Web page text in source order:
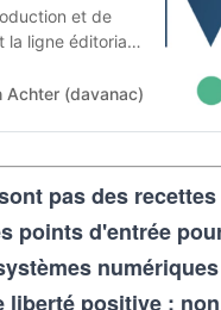
et de
la ligne éditoriale
auto-
tant aux
artificielle
Achter (davanac)
pas des
points d'entrée
liberté positive :